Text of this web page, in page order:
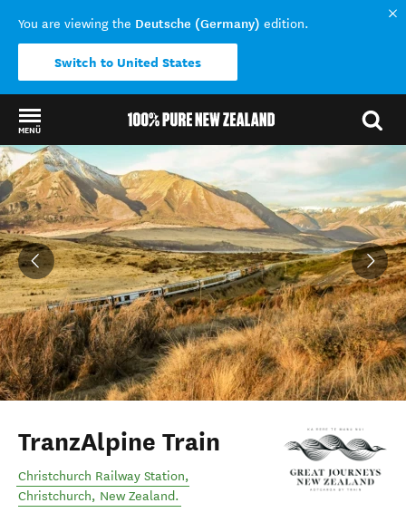
You are viewing the Deutsche (Germany) edition.
Switch to United States
MENÜ
Back to my results
TranzAlpine Train
Christchurch Railway Station,
Christchurch, New Zealand.